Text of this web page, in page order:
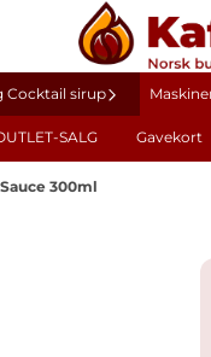
Cocktail sirup
SALG Gavekort
300ml